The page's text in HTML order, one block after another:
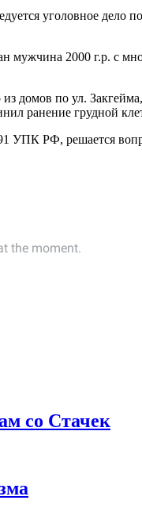
уголовное
мужчина 2000 г.р. с
по ул. Закгейма,
ранение грудной
УПК РФ, решается
со Стачек